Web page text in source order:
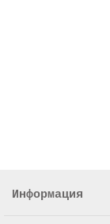
Информация